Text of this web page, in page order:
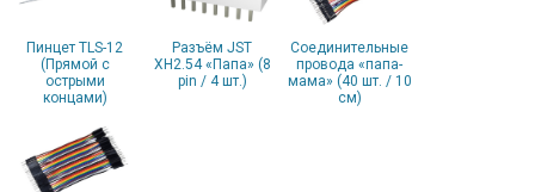
Пинцет TLS-12
(Прямой с
острыми
концами)
Разъём JST
XH2.54 «Папа» (8
pin / 4 шт.)
Соединительные
провода «папа-
мама» (40 шт. / 10
см)